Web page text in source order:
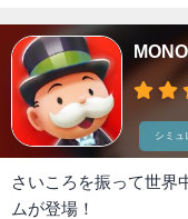
シミュ
さいころを振って世界
ムが登場！